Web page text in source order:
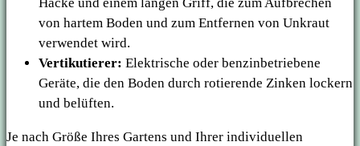
von hartem Boden und zum Entfernen von Unkraut
verwendet wird.
Vertikutierer: Elektrische oder benzinbetriebene
Geräte, die den Boden durch rotierende Zinken lockern
und belüften.
Je nach Größe Ihres Gartens und Ihrer individuellen